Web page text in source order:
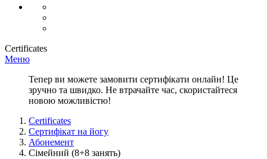
Certificates
Меню
Тепер ви можете замовити сертифікати онлайн! Це
зручно та швидко. Не втрачайте час, скористайтеся
новою можливістю!
Certificates
Сертифікат на йогу
Абонемент
Сімейний (8+8 занять)